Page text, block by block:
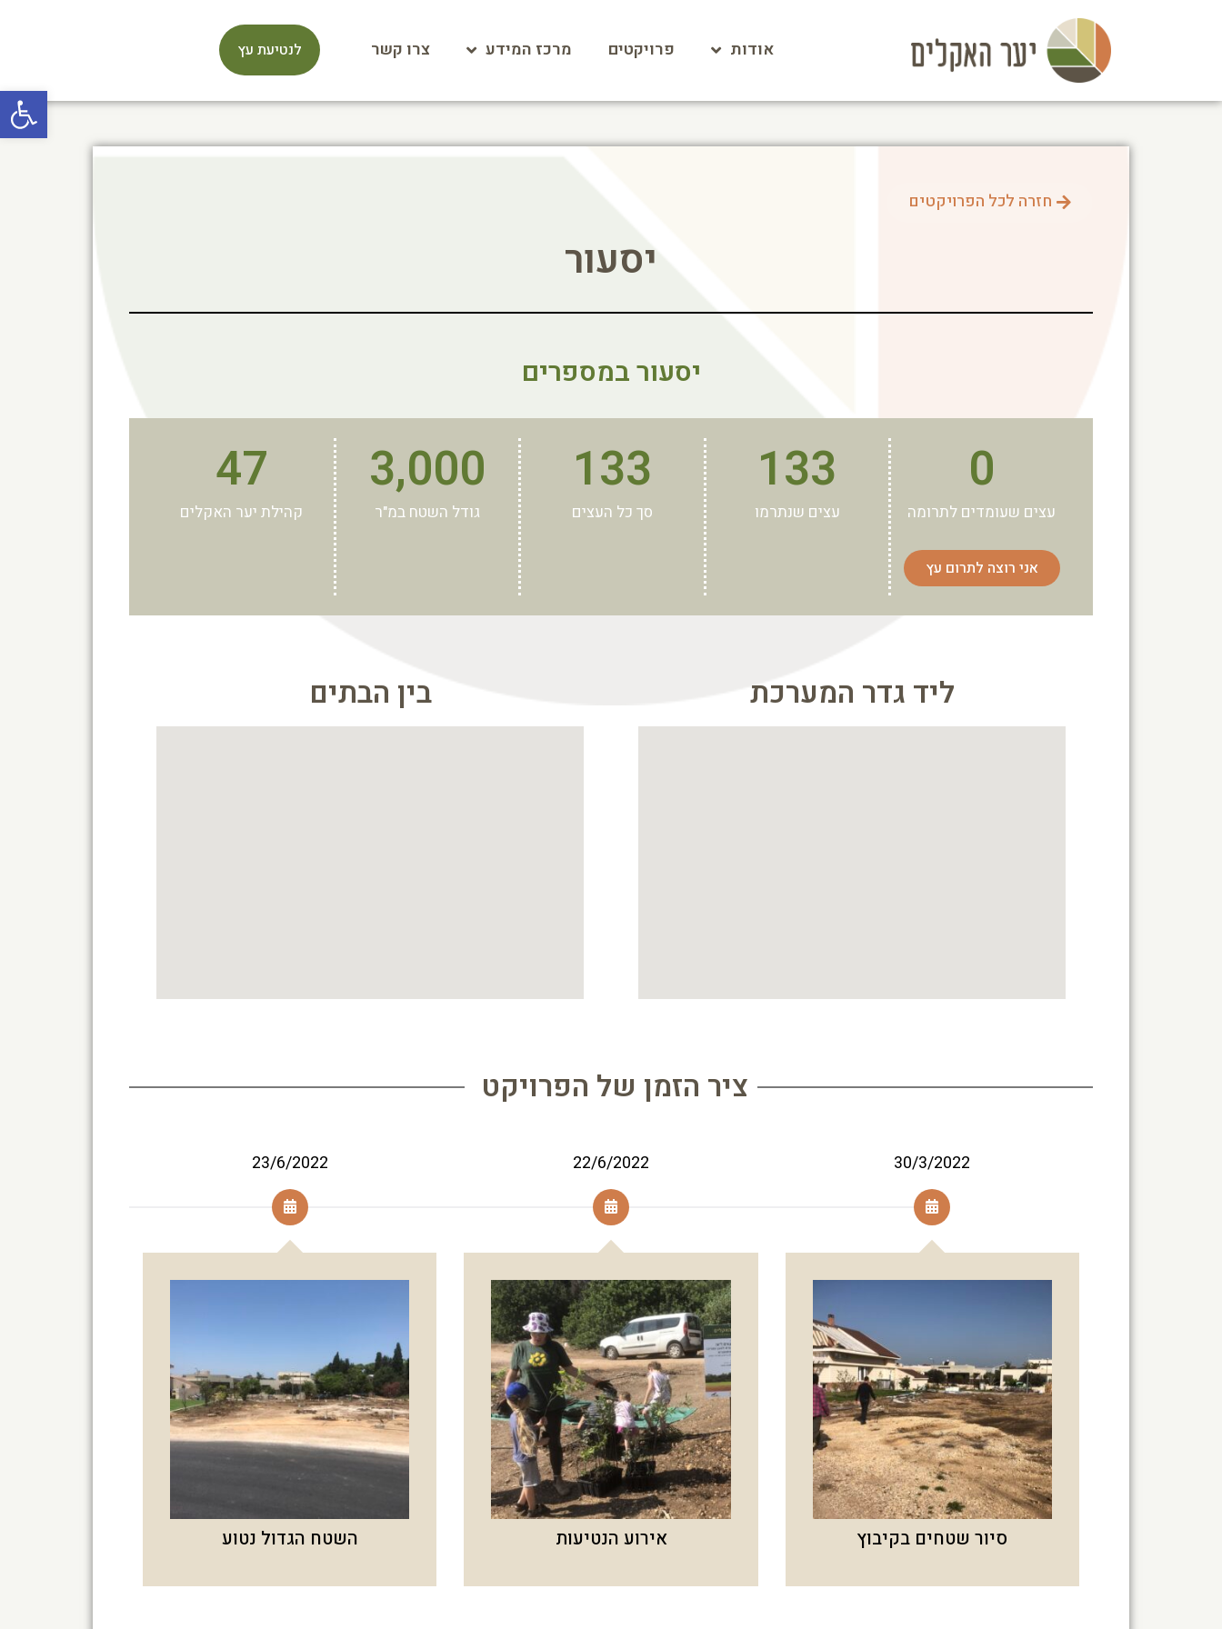
פתח
אודות פרויקטים מרכז המידע צרו קשר לנטיעת עץ
חזרה לכל הפרויקטים
יסעור
יסעור במספרים
0
עצים שעומדים לתרומה
אני רוצה לתרום עץ
133
עצים שנתרמו
133
סך כל העצים
3,000
גודל השטח במ"ר
47
קהילת יער האקלים
ליד גדר המערכת בין הבתים
ציר הזמן של הפרויקט
30/3/2022
22/6/2022
23/6/2022
סיור שטחים בקיבוץ אירוע הנטיעות השטח הגדול נטוע